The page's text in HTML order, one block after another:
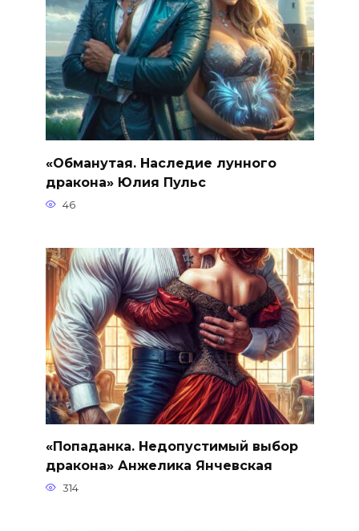
«Обманутая. Наследие лунного
дракона» Юлия Пульс
46
«Попаданка. Недопустимый выбор
дракона» Анжелика Янчевская
314